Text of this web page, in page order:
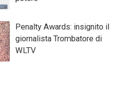
Penalty Awards: insignito il
giornalista Trombatore di
WLTV